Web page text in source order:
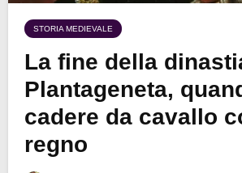
STORIA MEDIEVALE
La fine della
Plantageneta,
cadere da cavallo
regno